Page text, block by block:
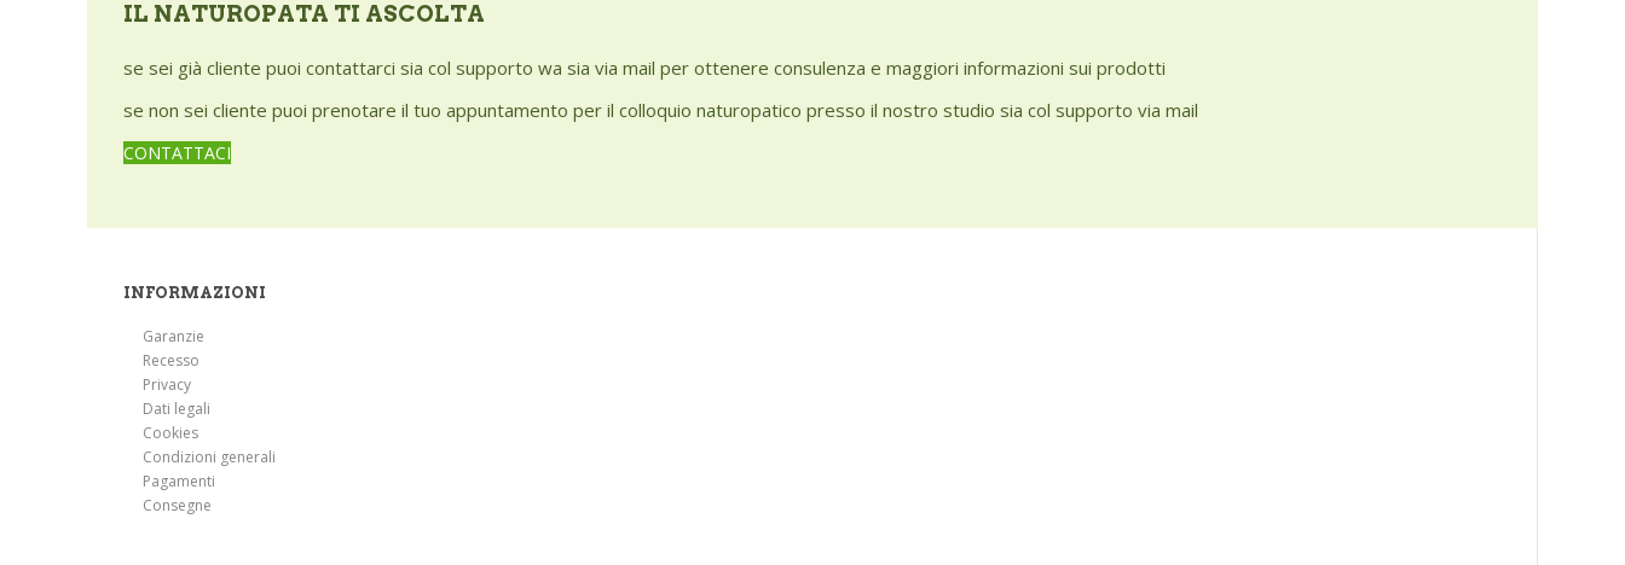
IL NATUROPATA TI ASCOLTA
se sei già cliente puoi contattarci sia col supporto wa sia via mail per ottenere consulenza e maggiori informazioni sui prodotti
se non sei cliente puoi prenotare il tuo appuntamento per il colloquio naturopatico presso il nostro studio sia col supporto via mail
CONTATTACI
INFORMAZIONI
Garanzie
Recesso
Privacy
Dati legali
Cookies
Condizioni generali
Pagamenti
Consegne